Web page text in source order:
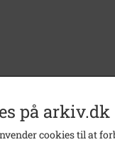
på arkiv.dk
cookies til at